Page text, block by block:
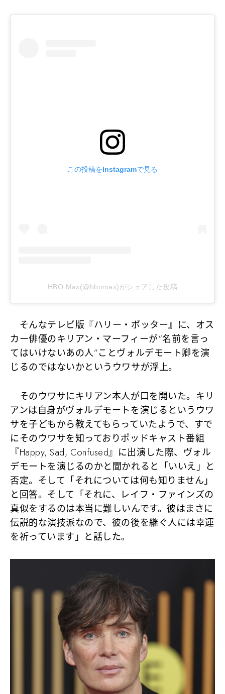
この投稿をInstagramで見る
HBO Max(@hbomax)がシェアした投稿
そんなテレビ版『ハリー・ポッター』に、オス
カー俳優のキリアン・マーフィーが“名前を言っ
てはいけないあの人”ことヴォルデモート卿を演
じるのではないかというウワサが浮上。
そのウワサにキリアン本人が口を開いた。キリ
アンは自身がヴォルデモートを演じるというウワ
サを子どもから教えてもらっていたようで、すで
にそのウワサを知っておりポッドキャスト番組
『Happy, Sad, Confused』に出演した際、ヴォル
デモートを演じるのかと聞かれると「いいえ」と
否定。そして「それについては何も知りません」
と回答。そして「それに、レイフ・ファインズの
真似をするのは本当に難しいんです。彼はまさに
伝説的な演技派なので、彼の後を継ぐ人には幸運
を祈っています」と話した。